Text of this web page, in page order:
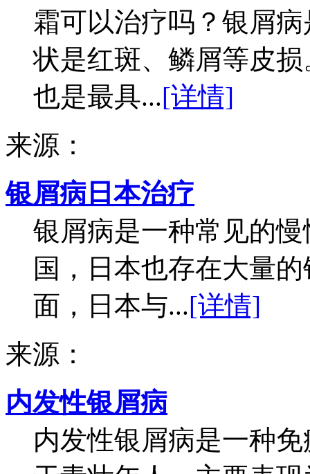
霜可以治疗吗？银屑
状是红斑、鳞屑等皮
也是最具...[详情]
来源：
银屑病日本治疗
银屑病是一种常见的
国，日本也存在大量
面，日本与...[详情]
来源：
内发性银屑病
内发性银屑病是一种